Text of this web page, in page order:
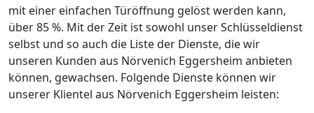
mit einer einfachen Türöffnung gelöst werden kann,
über 85 %. Mit der Zeit ist sowohl unser Schlüsseldienst
selbst und so auch die Liste der Dienste, die wir
unseren Kunden aus Nörvenich Eggersheim anbieten
können, gewachsen. Folgende Dienste können wir
unserer Klientel aus Nörvenich Eggersheim leisten: